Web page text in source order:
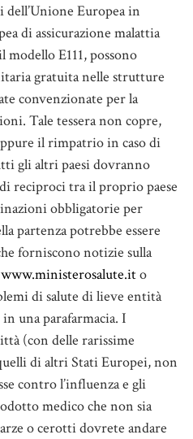
Europea in
di assicurazione malattia
E111, possono
gratuita nelle strutture
convenzionate per la
Tale tessera non copre,
il rimpatrio in caso di
gli altri paesi dovranno
reciproci tra il proprio paese
obbligatorie per
partenza potrebbe essere
forniscono notizie sulla
www.ministerosalute.ito
di salute di lieve entità
una parafarmacia. I
(con delle rarissime
di altri Stati Europei, non
contro l’influenza e gli
medico che non sia
o cerotti dovrete andare